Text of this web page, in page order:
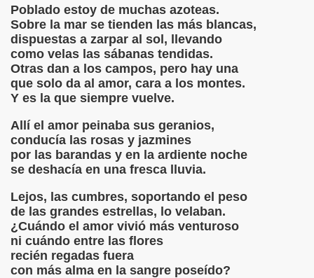
Poblado estoy de muchas azoteas.
Sobre la mar se tienden las más blancas,
dispuestas a zarpar al sol, llevando
como velas las sábanas tendidas.
Otras dan a los campos, pero hay una
que solo da al amor, cara a los montes.
Y es la que siempre vuelve.
Allí el amor peinaba sus geranios,
conducía las rosas y jazmines
por las barandas y en la ardiente noche
se deshacía en una fresca lluvia.
Lejos, las cumbres, soportando el peso
de las grandes estrellas, lo velaban.
¿Cuándo el amor vivió más venturoso
ni cuándo entre las flores
recién regadas fuera
con más alma en la sangre poseído?
DE MI AMANTE
Princesa
SERÁ ETERNO
Machado